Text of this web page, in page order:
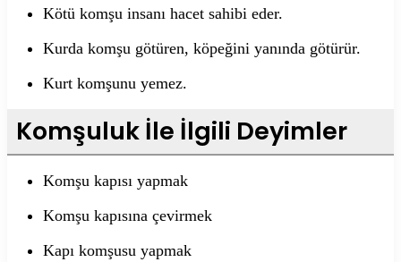
Kötü komşu insanı hacet sahibi eder.
Kurda komşu götüren, köpeğini yanında götürür.
Kurt komşunu yemez.
Komşuluk İle İlgili Deyimler
Komşu kapısı yapmak
Komşu kapısına çevirmek
Kapı komşusu yapmak